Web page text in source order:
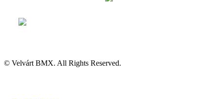
© Velvárt BMX. All Rights Reserved.